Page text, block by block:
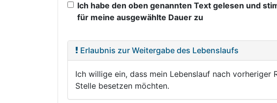
Ich habe den oben genannten Text gelesen und
für meine ausgewählte Dauer zu
Erlaubnis zur Weitergabe des Lebenslaufs
Ich willige ein, dass mein Lebenslauf nach
Stelle besetzen möchten.